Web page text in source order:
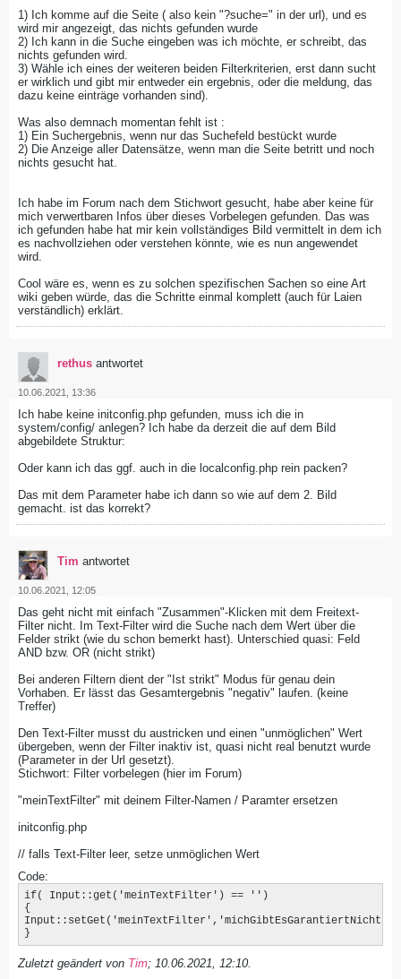
1) Ich komme auf die Seite ( also kein "?suche=" in der url), und es
wird mir angezeigt, das nichts gefunden wurde
2) Ich kann in die Suche eingeben was ich möchte, er schreibt, das
nichts gefunden wird.
3) Wähle ich eines der weiteren beiden Filterkriterien, erst dann sucht
er wirklich und gibt mir entweder ein ergebnis, oder die meldung, das
dazu keine einträge vorhanden sind).
Was also demnach momentan fehlt ist :
1) Ein Suchergebnis, wenn nur das Suchefeld bestückt wurde
2) Die Anzeige aller Datensätze, wenn man die Seite betritt und noch
nichts gesucht hat.
Ich habe im Forum nach dem Stichwort gesucht, habe aber keine für
mich verwertbaren Infos über dieses Vorbelegen gefunden. Das was
ich gefunden habe hat mir kein vollständiges Bild vermittelt in dem ich
es nachvollziehen oder verstehen könnte, wie es nun angewendet
wird.
Cool wäre es, wenn es zu solchen spezifischen Sachen so eine Art
wiki geben würde, das die Schritte einmal komplett (auch für Laien
verständlich) erklärt.
rethus antwortet
10.06.2021, 13:36
Ich habe keine initconfig.php gefunden, muss ich die in
system/config/ anlegen? Ich habe da derzeit die auf dem Bild
abgebildete Struktur:
Oder kann ich das ggf. auch in die localconfig.php rein packen?
Das mit dem Parameter habe ich dann so wie auf dem 2. Bild
gemacht. ist das korrekt?
Tim antwortet
10.06.2021, 12:05
Das geht nicht mit einfach "Zusammen"-Klicken mit dem Freitext-
Filter nicht. Im Text-Filter wird die Suche nach dem Wert über die
Felder strikt (wie du schon bemerkt hast). Unterschied quasi: Feld
AND bzw. OR (nicht strikt)
Bei anderen Filtern dient der "Ist strikt" Modus für genau dein
Vorhaben. Er lässt das Gesamtergebnis "negativ" laufen. (keine
Treffer)
Den Text-Filter musst du austricken und einen "unmöglichen" Wert
übergeben, wenn der Filter inaktiv ist, quasi nicht real benutzt wurde
(Parameter in der Url gesetzt).
Stichwort: Filter vorbelegen (hier im Forum)
"meinTextFilter" mit deinem Filter-Namen / Paramter ersetzen
initconfig.php
// falls Text-Filter leer, setze unmöglichen Wert
Code:
if( Input::get('meinTextFilter') == '')
{
Input::setGet('meinTextFilter','michGibtEsGarantiertNicht');
}
Zuletzt geändert von Tim; 10.06.2021, 12:10